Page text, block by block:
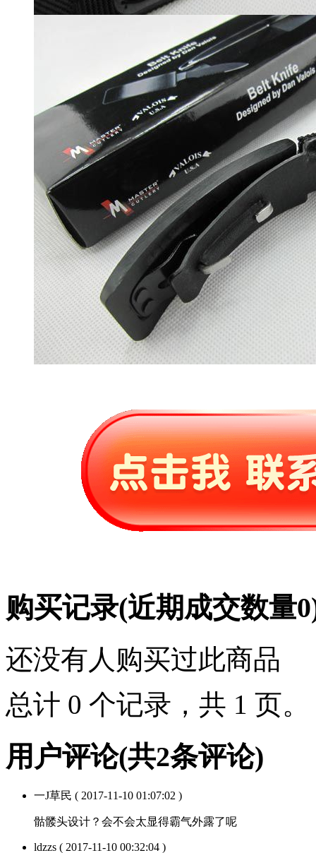
购买记录(近期成交数量0
还没有人购买过此商品
总计 0 个记录，共 1 页。
用户评论(共2条评论)
一J草民 ( 2017-11-10 01:07:02 )
骷髅头设计？会不会太显得霸气外露了呢
ldzzs ( 2017-11-10 00:32:04 )